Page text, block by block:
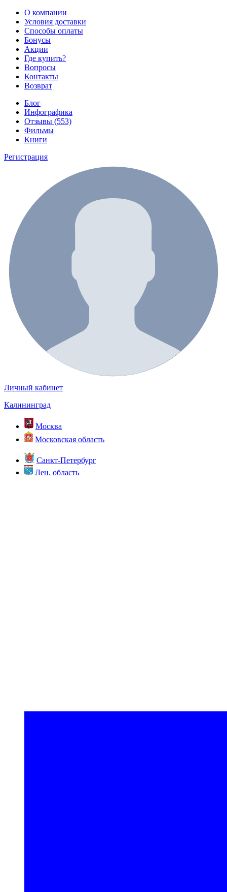
О компании
Условия доставки
Способы оплаты
Бонусы
Акции
Где купить?
Вопросы
Контакты
Возврат
Блог
Инфографика
Отзывы (553)
Фильмы
Книги
Регистрация
Личный кабинет
Калининград
Москва
Московская область
Санкт-Петербург
Лен. область